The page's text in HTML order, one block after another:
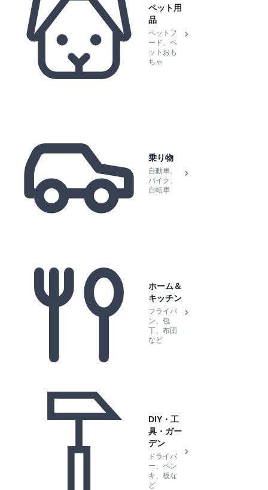
ペット用
品
ペットフ
ード、ペ
ットおも
ちゃ
乗り物
自動車、
バイク、
自転車
ホーム＆
キッチン
フライパ
ン、包
丁、布団
など
DIY・工
具・ガー
デン
ドライバ
ー、ペン
キ、板な
ど